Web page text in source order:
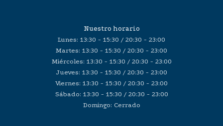
Nuestro horario
Lunes: 13:30 - 15:30 / 20:30 - 23:00
Martes: 13:30 - 15:30 / 20:30 - 23:00
Miércoles: 13:30 - 15:30 / 20:30 - 23:00
Jueves: 13:30 - 15:30 / 20:30 - 23:00
Viernes: 13:30 - 15:30 / 20:30 - 23:00
Sábado: 13:30 - 15:30 / 20:30 - 23:00
Domingo: Cerrado